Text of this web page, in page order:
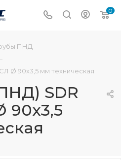
0
ПНД —
Ø 90х3,5 мм техническая
SDR
90х3,5